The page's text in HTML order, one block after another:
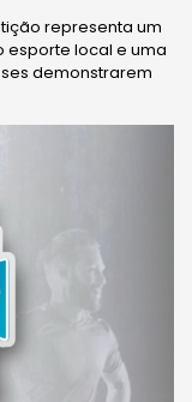
representa um
esporte local e uma
demonstrarem